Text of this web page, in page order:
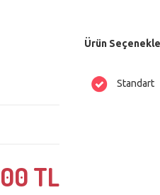
00 TL
Ürün
Standart